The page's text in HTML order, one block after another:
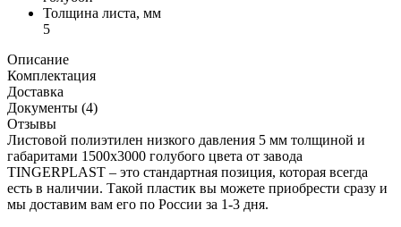
Толщина листа, мм
5
Описание
Комплектация
Доставка
Документы (4)
Отзывы
Листовой полиэтилен низкого давления 5 мм толщиной и
габаритами 1500х3000 голубого цвета от завода
TINGERPLAST – это стандартная позиция, которая всегда
есть в наличии. Такой пластик вы можете приобрести сразу и
мы доставим вам его по России за 1-3 дня.